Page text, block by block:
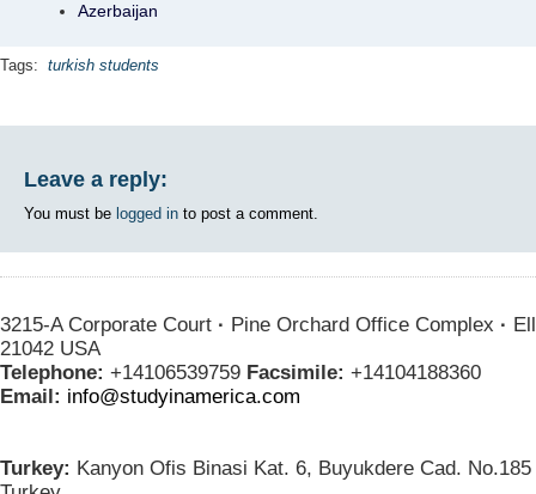
Azerbaijan
Tags: turkish students
Leave a reply:
You must be logged in to post a comment.
3215-A Corporate Court · Pine Orchard Office Complex ·
21042 USA
Telephone: +14106539759 Facsimile: +14104188360
Email: info@studyinamerica.com
Turkey: Kanyon Ofis Binasi Kat. 6, Buyukdere Cad.